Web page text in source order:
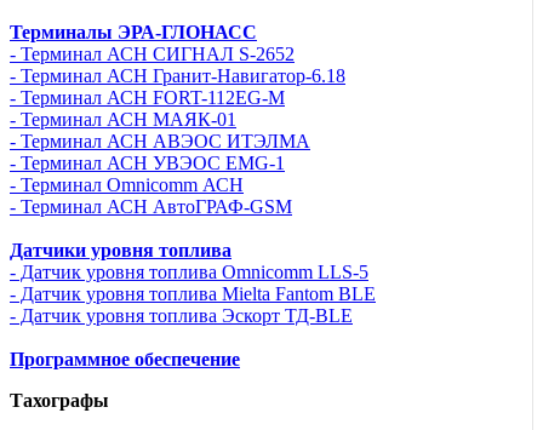
Терминалы ЭРА-ГЛОНАСС
- Терминал АСН СИГНАЛ S-2652
- Терминал АСН Гранит-Навигатор-6.18
- Терминал АСН FORT-112EG-M
- Терминал АСН МАЯК-01
- Терминал АСН АВЭОС ИТЭЛМА
- Терминал АСН УВЭОС EMG-1
- Терминал Omnicomm АСН
- Терминал АСН АвтоГРАФ-GSM
Датчики уровня топлива
- Датчик уровня топлива Omnicomm LLS-5
- Датчик уровня топлива Mielta Fantom BLE
- Датчик уровня топлива Эскорт ТД-BLE
Программное обеспечение
Тахографы